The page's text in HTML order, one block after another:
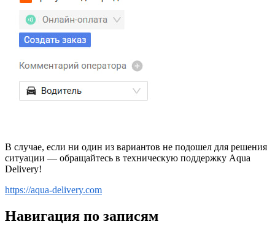
В случае, если ни один из вариантов не подошел для решения
ситуации — обращайтесь в техническую поддержку Aqua
Delivery!
https://aqua-delivery.com
Навигация по записям